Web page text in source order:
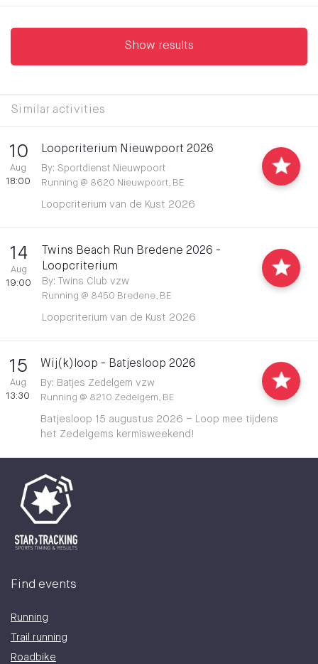
Show results
Similar activities
10
Aug
18:00
Loopcriterium Nieuwpoort 2026
By: Sportdienst Nieuwpoort
Running @ 8620 Nieuwpoort, BE
Loopcriterium van de Kust 2026
14
Aug
19:00
Twins Beach Run Bredene 2026 -
Loopcriterium
By: Twins Club vzw
Running @ 8450 Bredene, BE
Loopcriterium van de Kust 2026
15
Aug
13:30
Wij(k)loop - Batjesloop 2026
By: Batjes Zedelgem vzw
Running @ 8210 Zedelgem, BE
Batjesloop 15 augustus 2026 – Loop mee tijdens
het Zedelgems kermisweekend!
Find events
Running
Trail running
Roadbike